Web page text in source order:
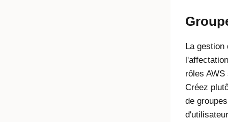
La gestion
rôles
Créez
de